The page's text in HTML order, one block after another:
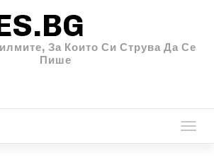
За Които Си Струва Да Се
Пише